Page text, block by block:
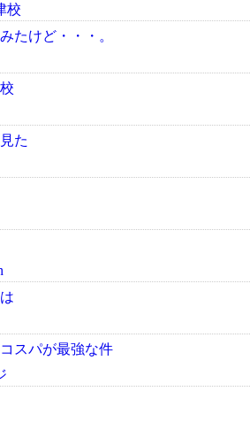
校
たけど・・・。
た
スパが最強な件